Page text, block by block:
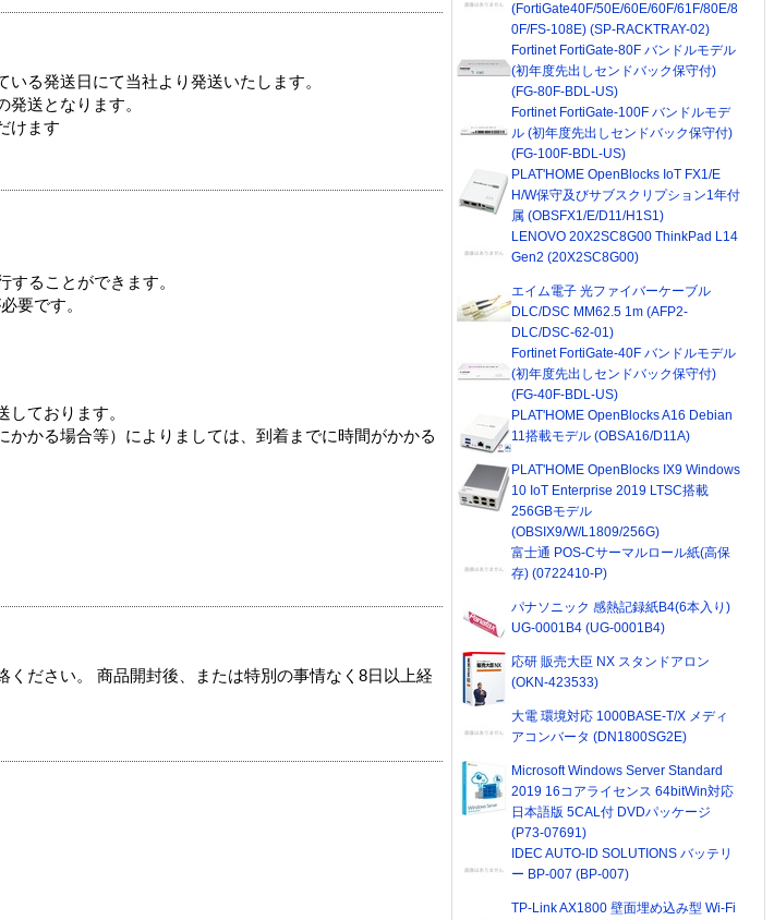
る発送日にて当社より発送いたします。
送となります。
けます
ることができます。
要です。
ております。
かる場合等）によりましては、到着までに時間がかかる
ださい。 商品開封後、または特別の事情なく8日以上経
(FortiGate40F/50E/60E/60F/61F/80E/8
0F/FS-108E) (SP-RACKTRAY-02)
Fortinet FortiGate-80F バンドルモデル
(初年度先出しセンドバック保守付)
(FG-80F-BDL-US)
Fortinet FortiGate-100F バンドルモデ
ル (初年度先出しセンドバック保守付)
(FG-100F-BDL-US)
PLAT'HOME OpenBlocks IoT FX1/E
H/W保守及びサブスクリプション1年付
属 (OBSFX1/E/D11/H1S1)
LENOVO 20X2SC8G00 ThinkPad L14
Gen2 (20X2SC8G00)
エイム電子 光ファイバーケーブル
DLC/DSC MM62.5 1m (AFP2-
DLC/DSC-62-01)
Fortinet FortiGate-40F バンドルモデル
(初年度先出しセンドバック保守付)
(FG-40F-BDL-US)
PLAT'HOME OpenBlocks A16 Debian
11搭載モデル (OBSA16/D11A)
PLAT'HOME OpenBlocks IX9 Windows
10 IoT Enterprise 2019 LTSC搭載
256GBモデル
(OBSIX9/W/L1809/256G)
富士通 POS-Cサーマルロール紙(高保
存) (0722410-P)
パナソニック 感熱記録紙B4(6本入り)
UG-0001B4 (UG-0001B4)
応研 販売大臣 NX スタンドアロン
(OKN-423533)
大電 環境対応 1000BASE-T/X メディ
アコンバータ (DN1800SG2E)
Microsoft Windows Server Standard
2019 16コアライセンス 64bitWin対応
日本語版 5CAL付 DVDパッケージ
(P73-07691)
IDEC AUTO-ID SOLUTIONS バッテリ
ー BP-007 (BP-007)
TP-Link AX1800 壁面埋め込み型 Wi-Fi